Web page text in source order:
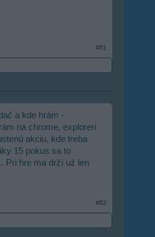
#81
a kde hrám -
na chrome, exploreri
akciu, kde treba
15 pokus sa to
Pri hre ma drží už len
#82